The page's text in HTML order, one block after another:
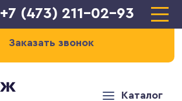
+7 (473) 211-02-93
Заказать звонок
Каталог